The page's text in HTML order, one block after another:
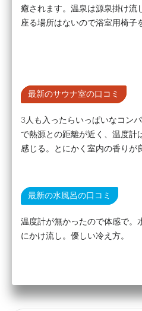
癒されます。温泉は源泉掛け流
座る場所はないので浴室用椅子
最新のサウナ室の口コミ
3人も入ったらいっぱいなコン
で熱源との距離が近く、温度計
感じる。とにかく室内の香りが
最新の水風呂の口コミ
温度計が無かったので体感で。
にかけ流し。優しい冷え方。